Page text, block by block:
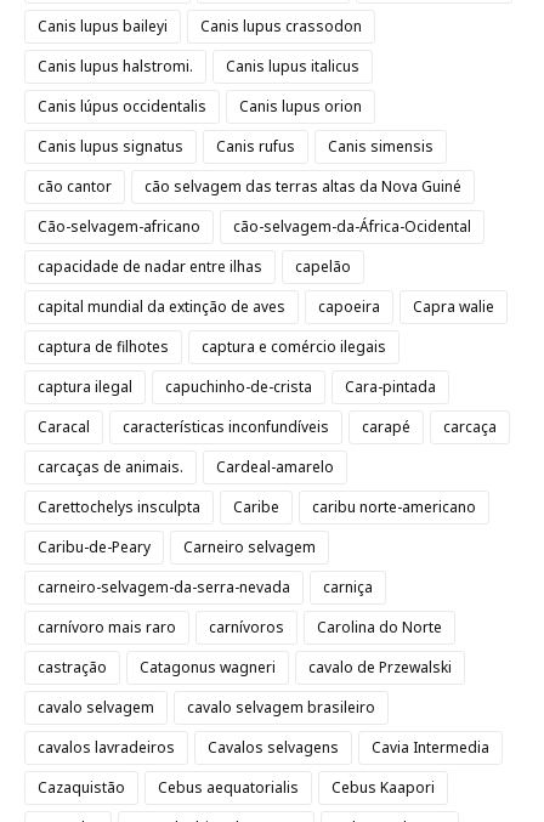
Canis lupus baileyi
Canis lupus crassodon
Canis lupus halstromi.
Canis lupus italicus
Canis lúpus occidentalis
Canis lupus orion
Canis lupus signatus
Canis rufus
Canis simensis
cão cantor
cão selvagem das terras altas da Nova Guiné
Cão-selvagem-africano
cão-selvagem-da-África-Ocidental
capacidade de nadar entre ilhas
capelão
capital mundial da extinção de aves
capoeira
Capra walie
captura de filhotes
captura e comércio ilegais
captura ilegal
capuchinho-de-crista
Cara-pintada
Caracal
características inconfundíveis carapé
carcaça
carcaças de animais.
Cardeal-amarelo
Carettochelys insculpta
Caribe
caribu norte-americano
Caribu-de-Peary
Carneiro selvagem
carneiro-selvagem-da-serra-nevada
carniça
carnívoro mais raro
carnívoros
Carolina do Norte
castração
Catagonus wagneri
cavalo de Przewalski
cavalo selvagem
cavalo selvagem brasileiro
cavalos lavradeiros
Cavalos selvagens
Cavia Intermedia
Cazaquistão
Cebus aequatorialis
Cebus Kaapori